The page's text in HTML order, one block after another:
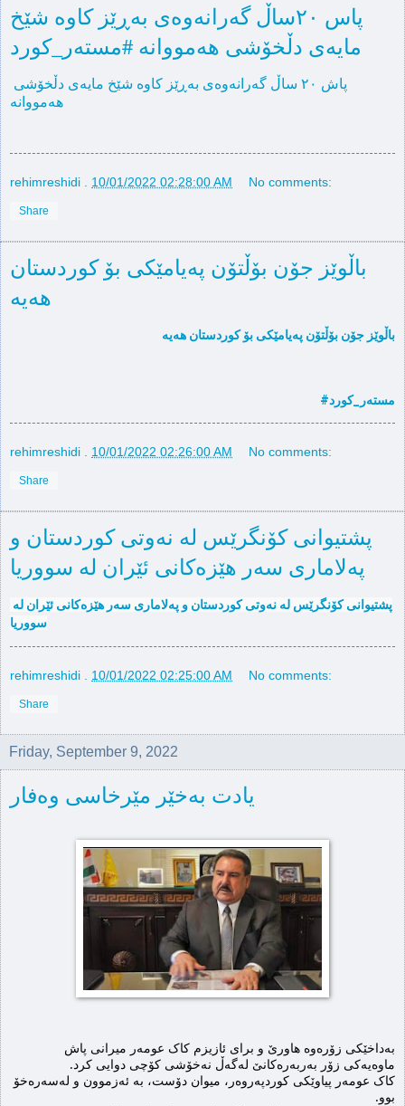
پاس ٢٠ساڵ گەرانەوەی بەڕێز كاوە شێخ
مایەی دڵخۆشی هەمووانە #مستەر_كورد
هەمووانە
rehimreshidi 10/01/2022 02:28:00 AM No comments:
Share
باڵوێز جۆن بۆڵتۆن پەیامێكی بۆ كوردستان
هەیە
باڵوێز جۆن بۆڵتۆن پەیامێكی بۆ كوردستان هەیە
#مستەر_كورد
rehimreshidi . 10/01/2022 02:26:00 AM No comments:
Share
پەلاماری سەر هێزەكانی ئێران لە سووریا
سووریا
rehimreshidi 10/01/2022 02:25:00 AM No comments:
Share
Friday, September 9, 2022
یادت بەخێر مێرخاسی وەفار
ماوەیەکی زۆر بەربەرەکانێ لەگەڵ نەخۆشی کۆچی دوایی کرد.
کاک عومەر پیاوێکی
بوو.